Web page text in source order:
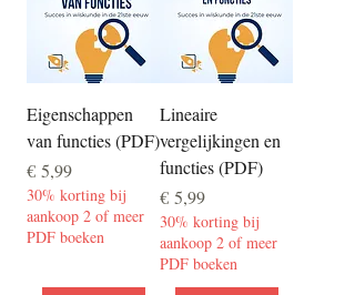
Eigenschappen
van functies (PDF)
Prijs
€ 5,99
30% korting bij
aankoop 2 of meer
PDF boeken
Lineaire
vergelijkingen en
functies (PDF)
Prijs
€ 5,99
30% korting bij
aankoop 2 of meer
PDF boeken